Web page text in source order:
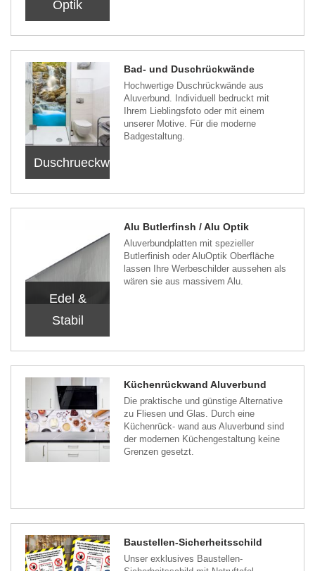
Optik
Duschrueckwände
Bad- und Duschrückwände
Hochwertige Duschrückwände aus
Aluverbund. Individuell bedruckt mit
Ihrem Lieblingsfoto oder mit einem
unserer Motive. Für die moderne
Badgestaltung.
Edel &
Stabil
Alu Butlerfinsh / Alu Optik
Aluverbundplatten mit spezieller
Butlerfinish oder AluOptik Oberfläche
lassen Ihre Werbeschilder aussehen als
wären sie aus massivem Alu.
Küchenrückwand Aluverbund
Die praktische und günstige Alternative
zu Fliesen und Glas. Durch eine
Küchenrück- wand aus Aluverbund sind
der modernen Küchengestaltung keine
Grenzen gesetzt.
Baustellen-Sicherheitsschild
Unser exklusives Baustellen-